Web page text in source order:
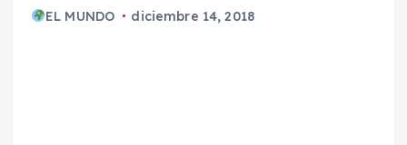
EL MUNDO diciembre 14, 2018